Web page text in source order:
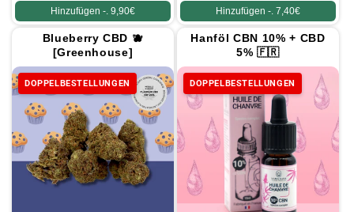
Hinzufügen -. 9,90€
Hinzufügen -. 7,40€
Blueberry CBD 🫐
[Greenhouse]
DOPPELBESTELLUNGEN
Hanföl CBN 10% + CBD
5% 🇫🇷
DOPPELBESTELLUNGEN